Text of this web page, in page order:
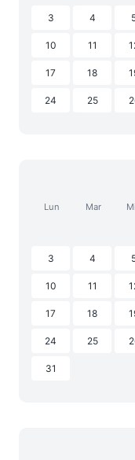
3 4
10 11
17 18
24 25
Lun Mar
3 4
10 11
17 18
24 25
31